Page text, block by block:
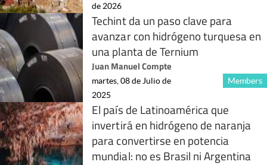
de 2026
Techint da un paso clave para
avanzar con hidrógeno turquesa en
una planta de Ternium
Juan Manuel Compte
Members
martes, 08 de Julio de
2025
El país de Latinoamérica que
invertirá en hidrógeno de naranja
para convertirse en potencia
mundial: no es Brasil ni Argentina